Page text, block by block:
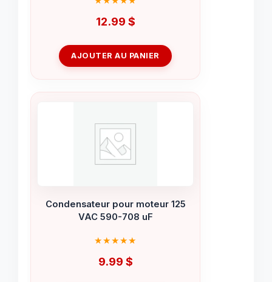
12.99 $
AJOUTER AU PANIER
Condensateur pour moteur 125
VAC 590-708 uF
9.99 $